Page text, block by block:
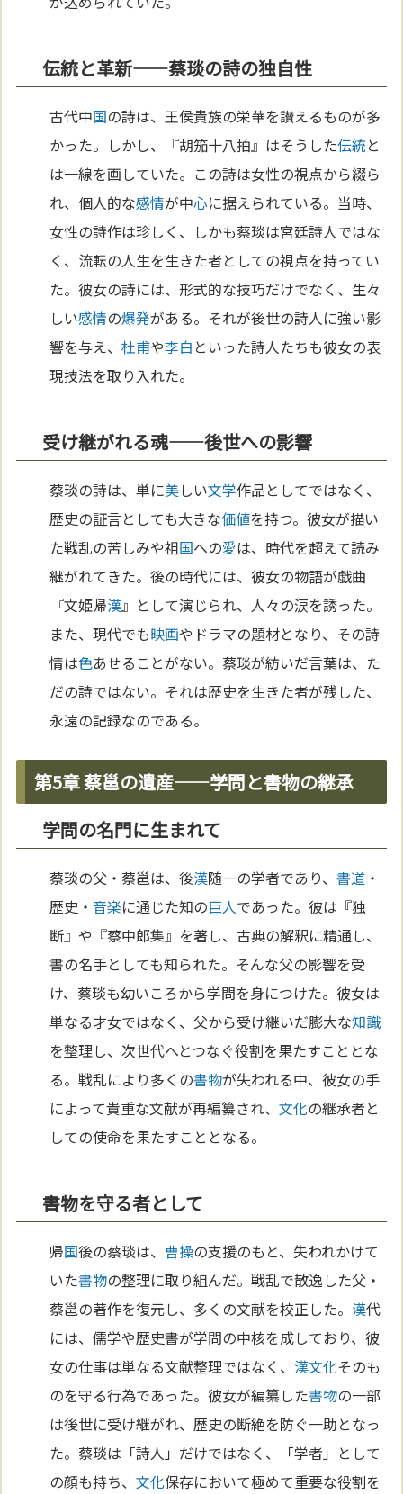
伝統と革新——蔡琰の詩の独自性
古代中国の詩は、王侯貴族の栄華を讃えるものが多
かった。しかし、『胡笳十八拍』はそうした伝統と
は一線を画していた。この詩は女性の視点から綴ら
れ、個人的な感情が中心に据えられている。当時、
女性の詩作は珍しく、しかも蔡琰は宮廷詩人ではな
く、流転の人生を生きた者としての視点を持ってい
た。彼女の詩には、形式的な技巧だけでなく、生々
しい感情の爆発がある。それが後世の詩人に強い影
響を与え、杜甫や李白 といった詩人たちも彼女の表
現技法を取り入れた。
受け継がれる魂——後世への影響
蔡琰の詩は、単に美しい文学作品としてではなく、
歴史の証言としても大きな価値を持つ。彼女が描い
た戦乱の苦しみや祖国への愛は、時代を超えて読み
継がれてきた。後の時代には、彼女の物語が戯曲
『文姫帰漢』として演じられ、人々の涙を誘った。
また、現代でも映画やドラマの題材となり、その詩
情は色あせることがない。蔡琰が紡いだ言葉は、た
だの詩ではない。それは歴史を生きた者が残した、
永遠の記録なのである。
第5章 蔡邕の遺産——学問と書物の継承
学問の名門に生まれて
蔡琰の父・蔡邕は、後漢随一の学者であり、書道 ・
歴史・音楽に通じた知の巨人であった。彼は『独
断』や『蔡中郎集』を著し、古典の解釈に精通し、
書の名手としても知られた。そんな父の影響を受
け、蔡琰も幼いころから学問を身につけた。彼女は
単なる才女ではなく、父から受け継いだ膨大な知識
を整理し、次世代へとつなぐ役割を果たすこととな
る。戦乱により多くの書物が失われる中、彼女の手
によって貴重な文献が再編纂され、文化の継承者と
しての使命を果たすこととなる。
書物を守る者として
帰国後の蔡琰は、 曹操の支援のもと、失われかけて
いた書物の整理に取り組んだ。戦乱で散逸した父・
蔡邕の著作を復元し、多くの文献を校正した。 漢代
には、儒学や歴史書が学問の中核を成しており、彼
女の仕事は単なる文献整理ではなく、 漢文化そのも
のを守る行為であった。彼女が編纂した書物の一部
は後世に受け継がれ、歴史の断絶を防ぐ一助となっ
た。蔡琰は「詩人」だけではなく、「学者」として
の顔も持ち、文化保存において極めて重要な役割を